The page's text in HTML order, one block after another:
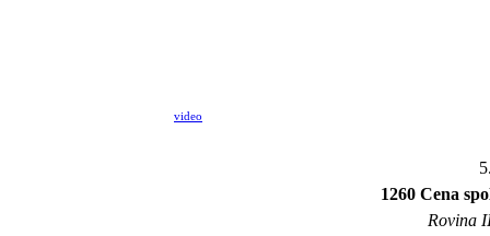
video
1260 Cena
Rovina